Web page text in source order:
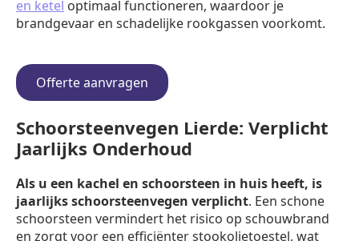
en ketel optimaal functioneren, waardoor je
brandgevaar en schadelijke rookgassen voorkomt.
Offerte aanvragen
Schoorsteenvegen Lierde: Verplicht
Jaarlijks Onderhoud
Als u een kachel en schoorsteen in huis heeft, is
jaarlijks schoorsteenvegen verplicht. Een schone
schoorsteen vermindert het risico op schouwbrand
en zorgt voor een efficiënter stookolietoestel, wat